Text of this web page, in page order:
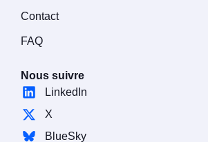
Contact
FAQ
Nous suivre
LinkedIn
X
BlueSky